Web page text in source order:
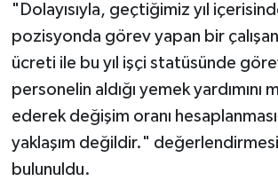
"Dolayısıyla, geçtiğimiz yıl
pozisyonda görev yapan bir
ücreti ile bu yıl işçi statüsünde
personelin aldığı yemek yardımını
ederek değişim oranı
yaklaşım değildir."
bulunuldu.